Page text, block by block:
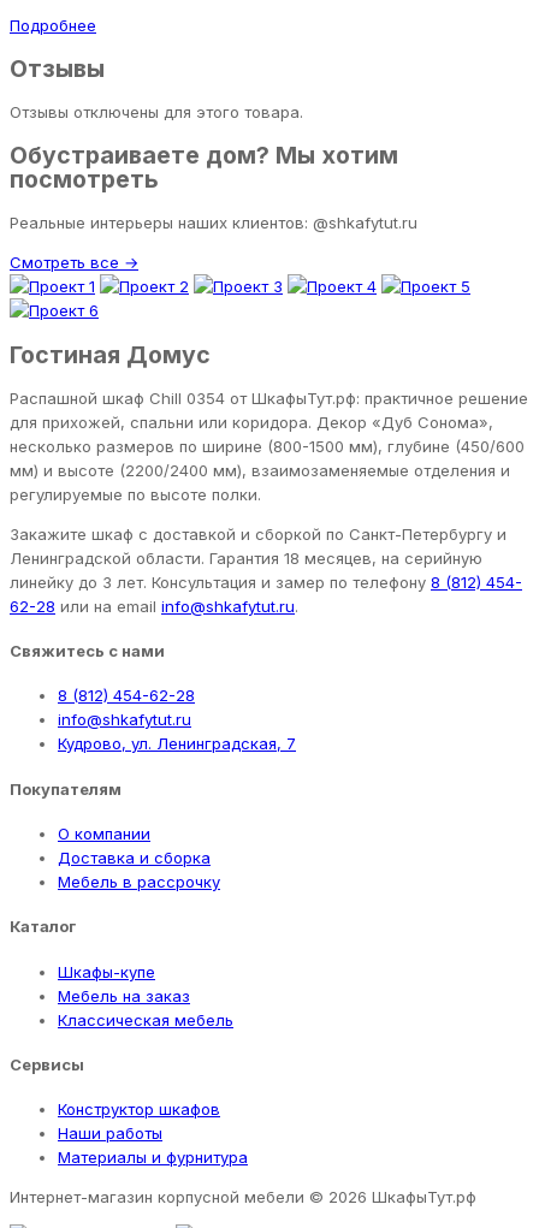
Подробнее
Отзывы
Отзывы отключены для этого товара.
Обустраиваете дом? Мы хотим
посмотреть
Реальные интерьеры наших клиентов: @shkafytut.ru
Смотреть все →
Гостиная Домус
Распашной шкаф Chill 0354 от ШкафыТут.рф: практичное решение
для прихожей, спальни или коридора. Декор «Дуб Сонома»,
несколько размеров по ширине (800-1500 мм), глубине (450/600
мм) и высоте (2200/2400 мм), взаимозаменяемые отделения и
регулируемые по высоте полки.
Закажите шкаф с доставкой и сборкой по Санкт-Петербургу и
Ленинградской области. Гарантия 18 месяцев, на серийную
линейку до 3 лет. Консультация и замер по телефону 8 (812) 454-
62-28 или на email info@shkafytut.ru.
Свяжитесь с нами
8 (812) 454-62-28
info@shkafytut.ru
Кудрово, ул. Ленинградская, 7
Покупателям
О компании
Доставка и сборка
Мебель в рассрочку
Каталог
Шкафы-купе
Мебель на заказ
Классическая мебель
Сервисы
Конструктор шкафов
Наши работы
Материалы и фурнитура
Интернет-магазин корпусной мебели © 2026 ШкафыТут.рф